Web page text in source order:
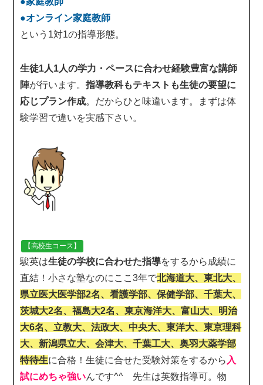
●オンライン家庭教師
という1対1の指導形態。
生徒1人1人の学力・ペースに合わせ経験豊富な講師
陣が行います。指導教科もテキストも生徒の要望に
応じプラン作成。だからひと味違います。まずは体
験学習で違いを実感下さい。
【高校生コース】
駿英は生徒の学校に合わせた指導をするから成績に
直結！小さな塾なのにここ3年で北海道大、東北大、
県立医大医学部2名、看護学部、保健学部、千葉大、
茨城大2名、福島大2名、東京海洋大、富山大、明治
大6名、立教大、法政大、中央大、東洋大、東京理科
大、新潟県立大、会津大、千葉工大、奥羽大薬学部
特待生に合格！生徒に合せた受験対策をするから 入
試にめちゃ強いんです^^ 先生は英数指導可。物